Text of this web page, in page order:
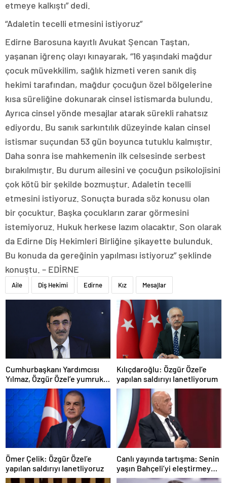
etmeye kalkıştı” dedi.
“Adaletin tecelli etmesini istiyoruz”
Edirne Barosuna kayıtlı Avukat Şencan Taştan,
yaşanan iğrenç olayı kınayarak, “16 yaşındaki mağdur
çocuk müvekkilim, sağlık hizmeti veren sanık diş
hekimi tarafından, mağdur çocuğun özel bölgelerine
kısa süreliğine dokunarak cinsel istismarda bulundu.
Ayrıca cinsel yönde mesajlar atarak sürekli rahatsız
ediyordu. Bu sanık sarkıntılık düzeyinde kalan cinsel
istismar suçundan 53 gün boyunca tutuklu kalmıştır.
Daha sonra ise mahkemenin ilk celsesinde serbest
bırakılmıştır. Bu durum ailesini ve çocuğun psikolojisini
çok kötü bir şekilde bozmuştur. Adaletin tecelli
etmesini istiyoruz. Sonuçta burada söz konusu olan
bir çocuktur. Başka çocukların zarar görmesini
istemiyoruz. Hukuk herkese lazım olacaktır. Son olarak
da Edirne Diş Hekimleri Birliğine şikayette bulunduk.
Bu konuda da gereğinin yapılması istiyoruz” şeklinde
konuştu. – EDİRNE
Aile Diş Hekimi Edirne Kız Mesajlar
Cumhurbaşkanı Yardımcısı
Yılmaz, Özgür Özel’e yumruklu
saldırıyı kınadı
Kılıçdaroğlu: Özgür Özel’e
yapılan saldırıyı lanetliyorum
Ömer Çelik: Özgür Özel’e
yapılan saldırıyı lanetliyoruz
Canlı yayında tartışma: Senin
yaşın Bahçeli’yi eleştirmeye
yetmez